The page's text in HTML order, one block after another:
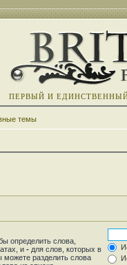
ПЕРВЫЙ И
темы
определить слова,
и - для слов, которых в
можете разделить слова